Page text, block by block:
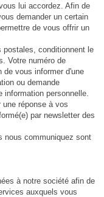
lui accordez. Afin de
demander un certain
de vous offrir un
postales, conditionnent le
Votre numéro de
de vous informer d'une
ou demande
personnelle.
réponse à vos
par newsletter des
nous communiquez sont
à notre société afin de
auxquels vous